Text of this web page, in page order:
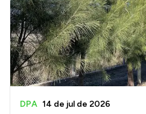
DPA 14 de jul de 2026